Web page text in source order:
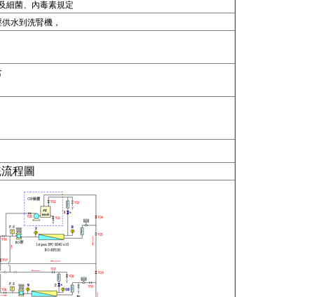
細菌、內毒素規定
水到洗腎機，
程圖